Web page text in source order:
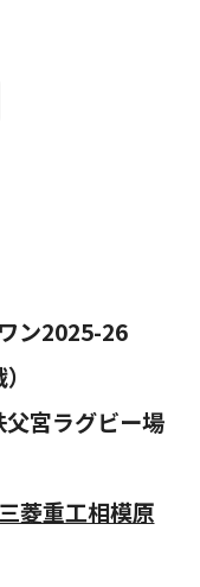
ン2025-26
宮ラグビー場
菱重工相模原